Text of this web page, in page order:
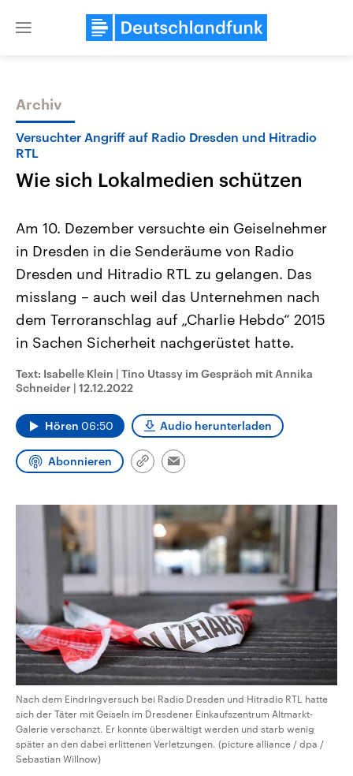
Close
Themen
USA
Hintergründe
Wirtschaftlich und militärisch
gehören die Vereinigten Staaten zu
den mächtigsten Ländern der Erde,
mit großem Einfluss auf das
Nahostkonflikt
Der Überfall der
Terrororganisation Hamas
Oktober 2023 auf Israel
Region wieder die Gewalt
Israel möchte die Hamas
Libanon vom Iran
Audio-Archiv
Archiv
Versuchter Angriff auf Radio Dresden und Hitradio
RTL
Wie sich Lokalmedien schützen
Am 10. Dezember versuchte ein Geiselnehmer
in Dresden in die Senderäume von Radio
Dresden und Hitradio RTL zu gelangen. Das
misslang – auch weil das Unternehmen nach
dem Terroranschlag auf „Charlie Hebdo“ 2015
in Sachen Sicherheit nachgerüstet hatte.
Text: Isabelle Klein | Tino Utassy im Gespräch mit Annika
Schneider | 12.12.2022
Hören 06:50 Audio herunterladen
Abonnieren
Link
Email
Nach dem Eindringversuch bei Radio Dresden und Hitradio RTL hatte
sich der Täter mit Geiseln im Dresdener Einkaufszentrum Altmarkt-
Galerie verschanzt. Er konnte überwältigt werden und starb wenig
später an den dabei erlittenen Verletzungen. (picture alliance / dpa /
Sebastian Willnow)